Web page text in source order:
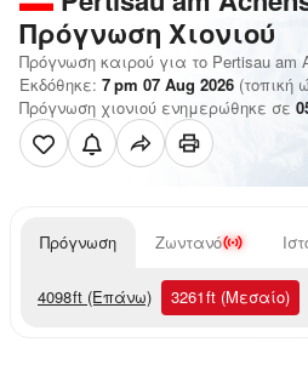
Πρόγνωση Χιονιού
Πρόγνωση καιρού για το Pertisau am
Εκδόθηκε: 7 pm 07 Aug 2026 (τοπική
Πρόγνωση χιονιού ενημερώθηκε σε
Πρόγνωση Ζωντανό
4098ft (Επάνω) 3261ft (Μεσαίο)